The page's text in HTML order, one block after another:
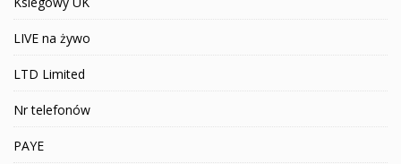
LIVE na żywo
LTD Limited
Nr telefonów
PAYE